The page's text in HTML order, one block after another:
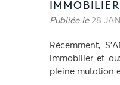
IMMOBILIER
Publiée le 28
Récemment,
immobilier et
pleine mutation